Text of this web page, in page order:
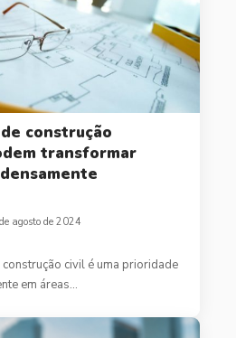
construção
transformar
agosto de 2024
civil é uma prioridade
em áreas…